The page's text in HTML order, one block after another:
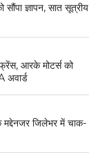
ज्ञापन, सात सूत्रीय
आरके मोटर्स को
अवार्ड
मद्देनजर जिलेभर में चाक-